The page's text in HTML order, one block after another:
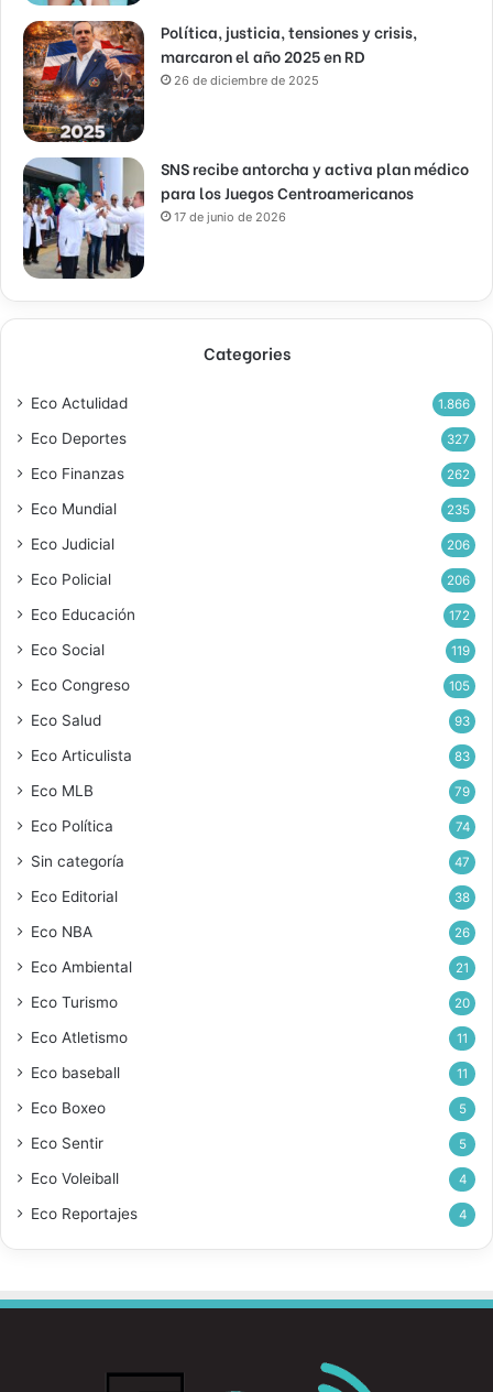
Política, justicia, tensiones y crisis,
marcaron el año 2025 en RD
26 de diciembre de 2025
SNS recibe antorcha y activa plan médico
para los Juegos Centroamericanos
17 de junio de 2026
Categories
Eco Actulidad 1.866
Eco Deportes 327
Eco Finanzas 262
Eco Mundial 235
Eco Judicial 206
Eco Policial 206
Eco Educación 172
Eco Social 119
Eco Congreso 105
Eco Salud 93
Eco Articulista 83
Eco MLB 79
Eco Política 74
Sin categoría 47
Eco Editorial 38
Eco NBA 26
Eco Ambiental 21
Eco Turismo 20
Eco Atletismo 11
Eco baseball 11
Eco Boxeo 5
Eco Sentir 5
Eco Voleiball 4
Eco Reportajes 4